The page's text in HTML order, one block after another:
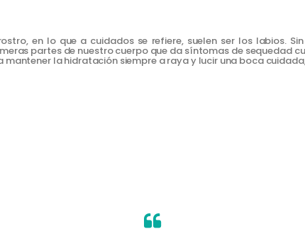
en lo que a cuidados se refiere, suelen ser los labios.
partes de nuestro cuerpo que da síntomas de sequedad
la hidratación siempre a raya y lucir una boca